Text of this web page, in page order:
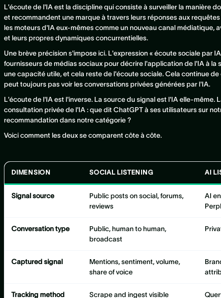
L'écoute de l'IA est la discipline qui consiste à surveiller la manière
et recommandent une marque à travers leurs réponses aux
les moteurs d'IA eux-mêmes comme un nouveau canal médiatique,
et leurs propres dynamiques concurrentielles.
Une brève précision s'impose ici. L'expression « écoute sociale par
fournisseurs de médias sociaux pour décrire l'application de l'IA à la
une capacité utile, et cela reste de l'écoute sociale. Cela continue
peut toujours pas voir les conversations privées générées par l'IA.
L'écoute de l'IA est l'inverse. La source du signal est l'IA elle-même.
consultation privée de l'IA : que dit ChatGPT à ses utilisateurs sur
recommandation dans notre catégorie ?
Voici comment les deux se comparent côte à côte.
DIMENSION SOCIAL LISTENING AI
Signal source
Public posts on social, forums,
reviews
AI
Conversation type
Public, human to human,
broadcast
Captured signal
Mentions, sentiment, volume,
share of voice
Tracking method Scrape and ingest visible